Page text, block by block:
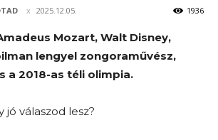
2025.12.05. 1936
Mozart, Walt Disney,
lengyel zongoraművész,
a 2018-as téli olimpia.
jó válaszod lesz?